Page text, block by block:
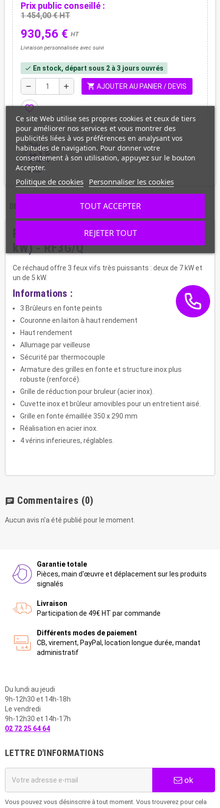
Prix public conseillé :
1 454,00 € HT
930,56 € HT
Livraison personnalisée avec suivi
check En stock, départ sous 2 à 3 jours ouvrés
remove add shopping_cart AJOUTER AU PANIER / DEVIS
favorite_border
CARACTÉRISTIQUES
Réchaud 3 feux vifs au gaz (7+5+7
kW) - RF3G/Q
Ce réchaud offre 3 feux vifs très puissants : deux de 7 kW et
un de 5 kW.
Informations :
3 Brûleurs en fonte peints
Couronne en laiton à haut rendement
Haut rendement
Allumage par veilleuse
Sécurité par thermocouple
Armature des grilles en fonte et structure inox plus
robuste (renforcé).
Grille de réduction pour bruleur (acier inox).
Cuvette inox et brûleur amovibles pour un entretient aisé.
Grille en fonte émaillée 350 x 290 mm
Réalisation en acier inox.
4 vérins inferieures, réglables.
chat Commentaires (0)
Aucun avis n'a été publié pour le moment.
Garantie totale
Pièces, main d'œuvre et déplacement sur les produits
signalés
Livraison
Participation de 49€ HT par commande
Différents modes de paiement
CB, virement, PayPal, location longue durée, mandat
administratif
Du lundi au jeudi
9h-12h30 et 14h-18h
Le vendredi
9h-12h30 et 14h-17h
02 72 25 64 64
LETTRE D'INFORMATIONS
ok
Vous pouvez vous désinscrire à tout moment. Vous trouverez pour cela
Ce site Web utilise ses propres cookies et ceux de tiers
pour améliorer nos services et vous montrer des
publicités liées à vos préférences en analysant vos
habitudes de navigation. Pour donner votre
consentement à son utilisation, appuyez sur le bouton
Accepter.
Politique de cookies Personnaliser les cookies
REJETER TOUT
TOUT ACCEPTER